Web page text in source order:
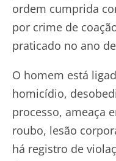
ordem cumprida
por crime de
praticado no ano
O homem está
homicídio,
processo, ameaça
roubo, lesão
há registro de